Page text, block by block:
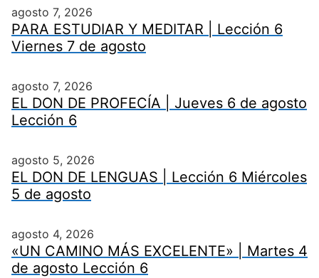
agosto 7, 2026
PARA ESTUDIAR Y MEDITAR | Lección 6
Viernes 7 de agosto
agosto 7, 2026
EL DON DE PROFECÍA | Jueves 6 de agosto
Lección 6
agosto 5, 2026
EL DON DE LENGUAS | Lección 6 Miércoles
5 de agosto
agosto 4, 2026
«UN CAMINO MÁS EXCELENTE» | Martes 4
de agosto Lección 6